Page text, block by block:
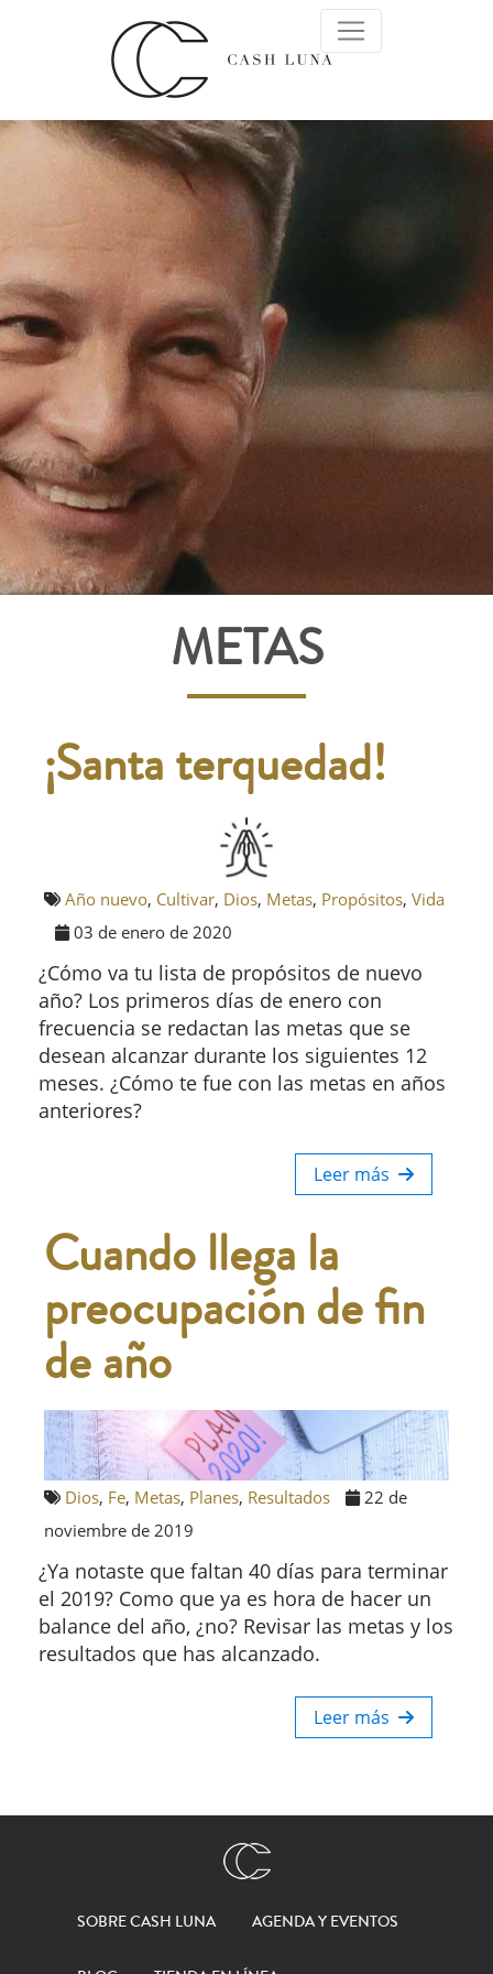
METAS
¡Santa terquedad!
Año nuevo, Cultivar, Dios, Metas, Propósitos, Vida
03 de enero de 2020
¿Cómo va tu lista de propósitos de nuevo
año? Los primeros días de enero con
frecuencia se redactan las metas que se
desean alcanzar durante los siguientes 12
meses. ¿Cómo te fue con las metas en años
anteriores?
Leer más
Cuando llega la
preocupación de fin
de año
Dios, Fe, Metas, Planes, Resultados
22 de
noviembre de 2019
¿Ya notaste que faltan 40 días para terminar
el 2019? Como que ya es hora de hacer un
balance del año, ¿no? Revisar las metas y los
resultados que has alcanzado.
Leer más
SOBRE CASH LUNA AGENDA Y EVENTOS